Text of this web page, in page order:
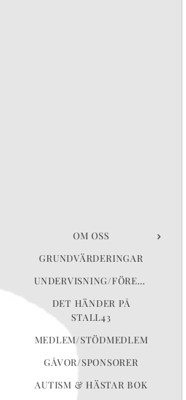
OM OSS
GRUNDVÄRDERINGAR
UNDERVISNING/FÖRELÄSNING
DET HÄNDER PÅ
STALL43
MEDLEM/STÖDMEDLEM
GÅVOR/SPONSORER
AUTISM & HÄSTAR BOK